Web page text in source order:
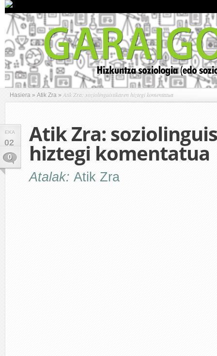
Hasiera » Atik Zra » Atik Zra: soziolinguistikaren hiztegi komentatua
EKA
02
0
Atik Zra:
hiztegi komentatua
Atalak: Atik Zra